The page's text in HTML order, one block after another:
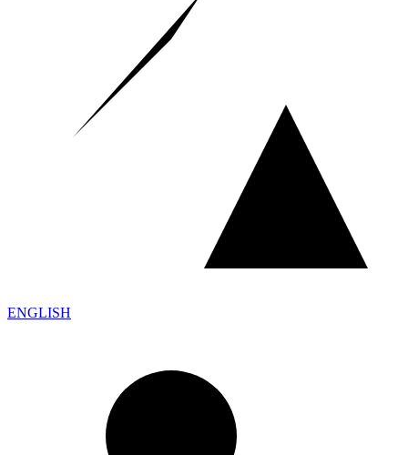
ENGLISH